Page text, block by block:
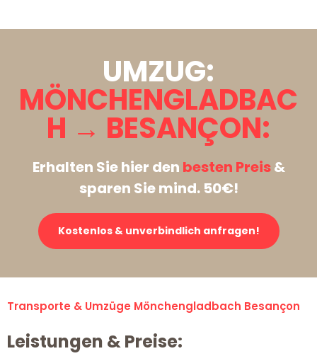
UMZUG:
MÖNCHENGLADBAC
H → BESANÇON:
Erhalten Sie hier den besten Preis&
sparen Sie mind. 50€!
Kostenlos & unverbindlich anfragen!
Transporte & Umzüge Mönchengladbach Besançon
Leistungen & Preise: